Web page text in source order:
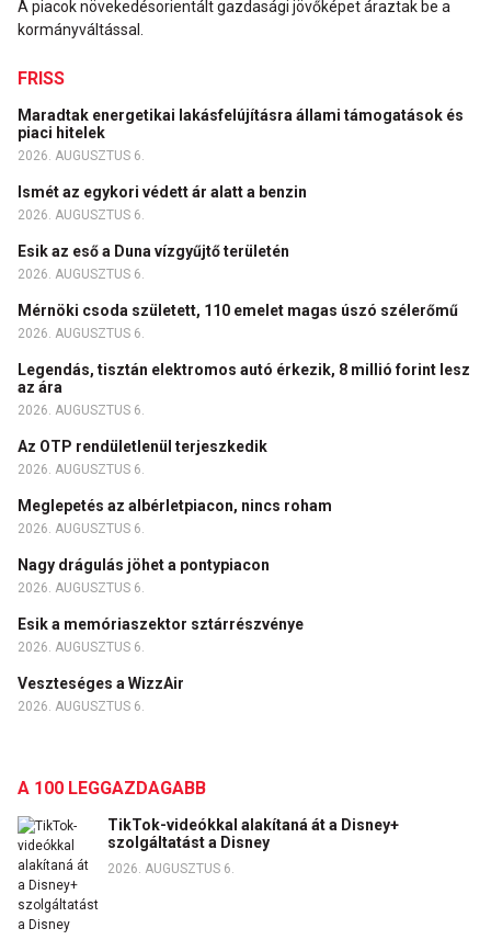
A piacok növekedésorientált gazdasági jövőképet áraztak be a
kormányváltással.
FRISS
Maradtak energetikai lakásfelújításra állami támogatások és
piaci hitelek
2026. AUGUSZTUS 6.
Ismét az egykori védett ár alatt a benzin
2026. AUGUSZTUS 6.
Esik az eső a Duna vízgyűjtő területén
2026. AUGUSZTUS 6.
Mérnöki csoda született, 110 emelet magas úszó szélerőmű
2026. AUGUSZTUS 6.
Legendás, tisztán elektromos autó érkezik, 8 millió forint lesz
az ára
2026. AUGUSZTUS 6.
Az OTP rendületlenül terjeszkedik
2026. AUGUSZTUS 6.
Meglepetés az albérletpiacon, nincs roham
2026. AUGUSZTUS 6.
Nagy drágulás jöhet a pontypiacon
2026. AUGUSZTUS 6.
Esik a memóriaszektor sztárrészvénye
2026. AUGUSZTUS 6.
Veszteséges a WizzAir
2026. AUGUSZTUS 6.
A 100 LEGGAZDAGABB
TikTok-videókkal alakítaná át a Disney+
szolgáltatást a Disney
2026. AUGUSZTUS 6.